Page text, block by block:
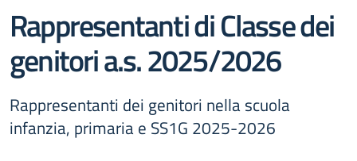
Rappresentanti di Classe dei
genitori a.s. 2025/2026
Rappresentanti dei genitori nella scuola
infanzia, primaria e SS1G 2025-2026